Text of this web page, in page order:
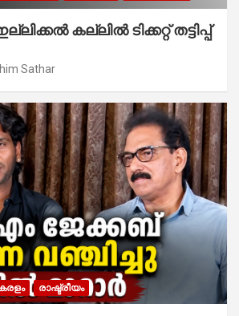
കല്ലിൽ ടിക്കറ്റ് തട്ടിപ്പ്
Sathar
രാഷ്ട്രീയം